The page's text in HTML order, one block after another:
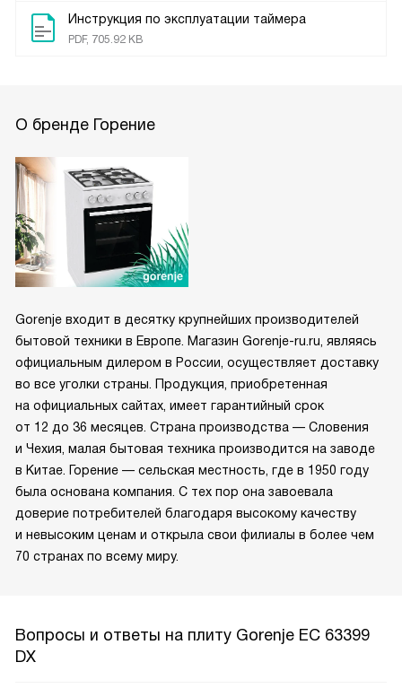
Инструкция по эксплуатации таймера
PDF, 705.92 KB
О бренде Горение
Gorenje входит в десятку крупнейших производителей
бытовой техники в Европе. Магазин Gorenje-ru.ru, являясь
официальным дилером в России, осуществляет доставку
во все уголки страны. Продукция, приобретенная
на официальных сайтах, имеет гарантийный срок
от 12 до 36 месяцев. Страна производства — Словения
и Чехия, малая бытовая техника производится на заводе
в Китае. Горение — сельская местность, где в 1950 году
была основана компания. С тех пор она завоевала
доверие потребителей благодаря высокому качеству
и невысоким ценам и открыла свои филиалы в более чем
70 странах по всему миру.
Вопросы и ответы на плиту Gorenje EC 63399
DX